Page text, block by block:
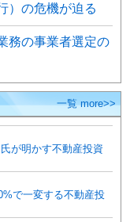
）の危機が迫る
務の事業者選定の
一覧 more>>
が明かす不動産投資
で一変する不動産投